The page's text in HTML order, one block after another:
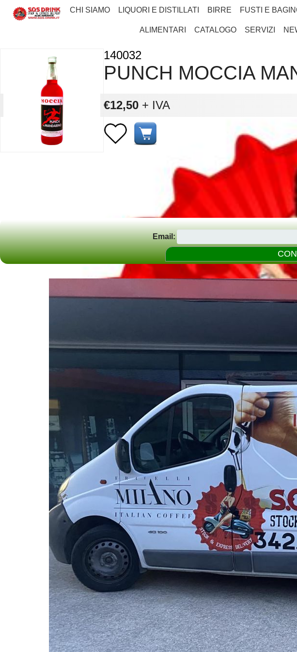
CHI SIAMO LIQUORI E DISTILLATI BIRRE FUSTI E
ALIMENTARI CATALOGO SERVIZI
140032
PUNCH MOCCIA
€12,50 + IVA
Email: